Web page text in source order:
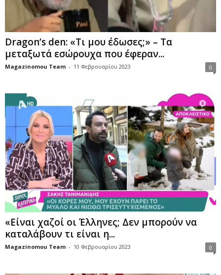
Dragon’s den: «Τι μου έδωσες;» – Τα
μεταξωτά εσώρουχα που έφεραν...
Magazinomou Team - 11 Φεβρουαρίου 2023 0
«Είναι χαζοί οι Έλληνες; Δεν μπορούν να
καταλάβουν τι είναι η...
Magazinomou Team - 10 Φεβρουαρίου 2023 0